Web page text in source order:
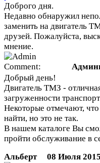
Доброго дня.
Недавно обнаружил
заменить на двигатель
друзей. Пожалуйста,
мнение.
Добрый день!
Двигатель ТМЗ -
загруженности
Некоторые отмечают, что
найти, но это не так.
В нашем каталоге Вы
пройти обслуживание в
Альберт
08 Июля